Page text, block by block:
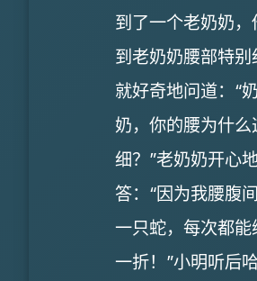
到了一个老奶奶，
到老奶奶腰部特别
就好奇地问道：“奶
奶，你的腰为什么
细？”老奶奶开心
答：“因为我腰腹
一只蛇，每次都能
一折！”小明听后